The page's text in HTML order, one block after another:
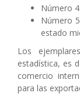
Número
Número
estado
Los
estadística, es
comercio
para las